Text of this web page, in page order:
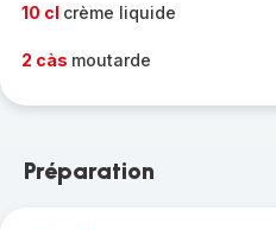
10 cl crème liquide
2 càs moutarde
Préparation